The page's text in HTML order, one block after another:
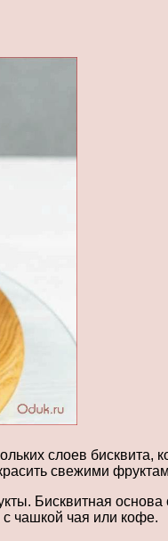
слоев бисквита,
свежими
Бисквитная основа
чашкой чая или кофе.